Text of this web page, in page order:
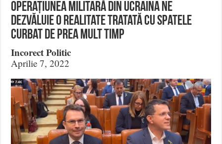
Operațiunea militară din Ucraina ne
dezvăluie o realitate tratată cu spatele
curbat de prea mult timp
Incorect Politic
Aprilie 7, 2022